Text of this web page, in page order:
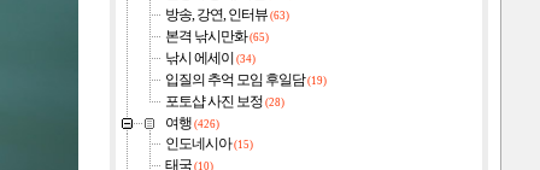
방송, 강연, 인터뷰 (63)
본격 낚시만화(65)
낚시 에세이 (34)
입질의 추억 모임 후일담(19)
포토샵 사진 보정 (28)
여행 (426)
인도네시아(15)
태국 (10)